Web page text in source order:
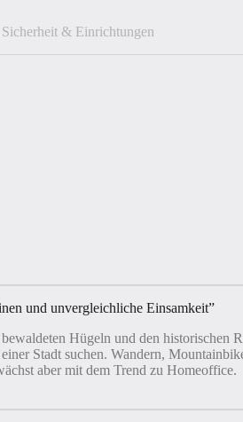
& Einrichtungen
und unvergleichliche Einsamkeit”
Hügeln und den
Stadt suchen. Wandern,
aber mit dem Trend zu Homeoffice.